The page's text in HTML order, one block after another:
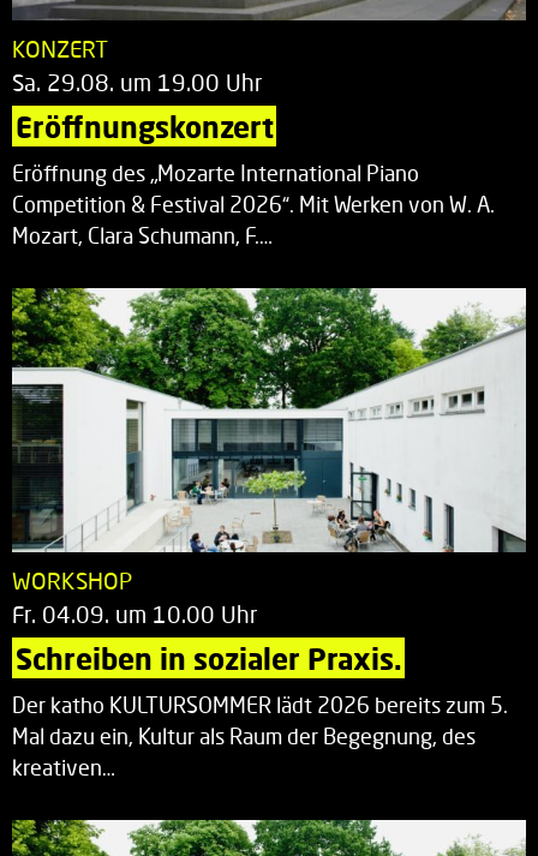
KONZERT
Sa. 29.08. um 19.00 Uhr
Eröffnungskonzert
Eröffnung des „Mozarte International Piano
Competition & Festival 2026“. Mit Werken von W. A.
Mozart, Clara Schumann, F.…
WORKSHOP
Fr. 04.09. um 10.00 Uhr
Schreiben in sozialer Praxis.
Der katho KULTURSOMMER lädt 2026 bereits zum 5.
Mal dazu ein, Kultur als Raum der Begegnung, des
kreativen…